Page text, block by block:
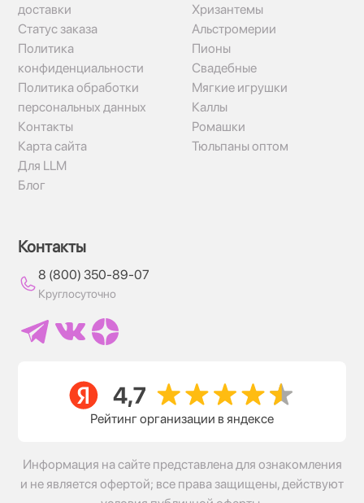
доставки
Статус заказа
Политика
конфиденциальности
Политика обработки
персональных данных
Контакты
Карта сайта
Для LLM
Блог
Хризантемы
Альстромерии
Пионы
Свадебные
Мягкие игрушки
Каллы
Ромашки
Тюльпаны оптом
Контакты
8 (800) 350-89-07
Круглосуточно
Рейтинг организации в яндексе
Информация на сайте представлена для ознакомления
и не является офертой; все права защищены, действуют